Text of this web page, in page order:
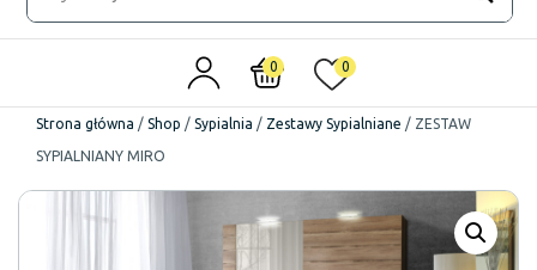
0 0
Strona główna / Shop / Sypialnia / Zestawy Sypialniane / ZESTAW
SYPIALNIANY MIRO